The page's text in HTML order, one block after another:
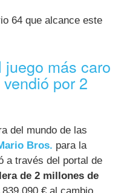
64 que alcance este
más caro
por 2
del mundo de las
Bros. para la
a través del portal de
de 2 millones de